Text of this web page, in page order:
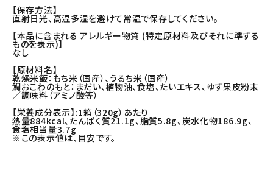
【保存方法】
直射日光、高温多湿を避けて常温で保存してください。
【本品に含まれる アレルギー物質 (特定原材料及びそれに準ずる
ものを表示)】
なし
【原材料名】
乾燥米飯：もち米（国産）、うるち米（国産）
鯛おこわのもと：まだい、植物油、食塩、たいエキス、ゆず果皮粉末
／調味料（アミノ酸等）
【栄養成分表示】:1箱（320g）あたり
熱量884kcal、たんぱく質21.1g、脂質5.8g、炭水化物186.9g、
食塩相当量3.7g
※この表示値は、目安です。